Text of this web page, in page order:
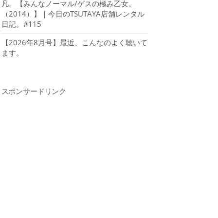
凡。【みんなノーマル/ゲスの極み乙女。
（2014）】｜今日のTSUTAYA店舗レンタル
日記。#115
【2026年8月号】最近、こんなのよく聴いて
ます。
スポンサードリンク